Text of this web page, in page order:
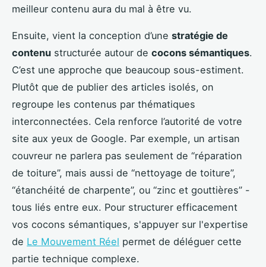
meilleur contenu aura du mal à être vu.
Ensuite, vient la conception d’une stratégie de
contenu structurée autour de cocons sémantiques.
C’est une approche que beaucoup sous-estiment.
Plutôt que de publier des articles isolés, on
regroupe les contenus par thématiques
interconnectées. Cela renforce l’autorité de votre
site aux yeux de Google. Par exemple, un artisan
couvreur ne parlera pas seulement de “réparation
de toiture”, mais aussi de “nettoyage de toiture”,
“étanchéité de charpente”, ou “zinc et gouttières” -
tous liés entre eux. Pour structurer efficacement
vos cocons sémantiques, s'appuyer sur l'expertise
de Le Mouvement Réel permet de déléguer cette
partie technique complexe.